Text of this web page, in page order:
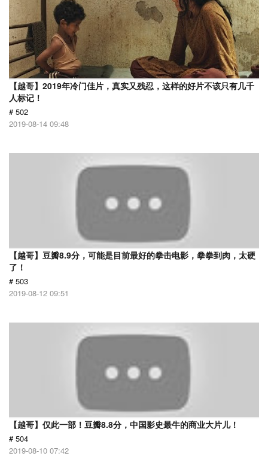
【越哥】2019年冷门佳片，真实又残忍，这样的好片不该只有几千
人标记！
# 502
2019-08-14 09:48
【越哥】豆瓣8.9分，可能是目前最好的拳击电影，拳拳到肉，太硬
了！
# 503
2019-08-12 09:51
【越哥】仅此一部！豆瓣8.8分，中国影史最牛的商业大片儿！
# 504
2019-08-10 07:42